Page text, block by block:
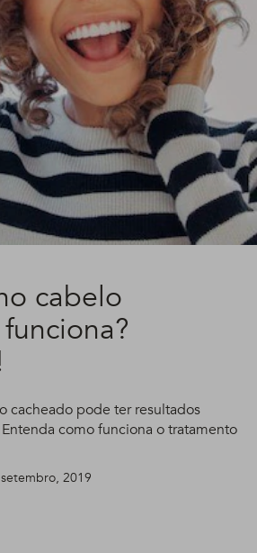
cabelo
cacheado pode ter resultados
como funciona o tratamento
2019